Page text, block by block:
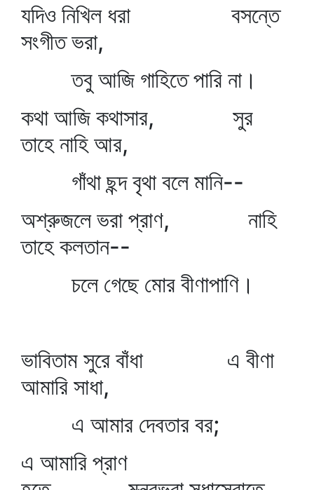
যদিও নিখিল ধরা বসন্তে
সংগীত ভরা,
তবু আজি গাহিতে পারি না।
কথা আজি কথাসার, সুর
তাহে নাহি আর,
গাঁথা ছন্দ বৃথা বলে মানি--
অশ্রুজলে ভরা প্রাণ, নাহি
তাহে কলতান--
চলে গেছে মোর বীণাপাণি।
ভাবিতাম সুরে বাঁধা এ বীণা
আমারি সাধা,
এ আমার দেবতার বর;
এ আমারি প্রাণ